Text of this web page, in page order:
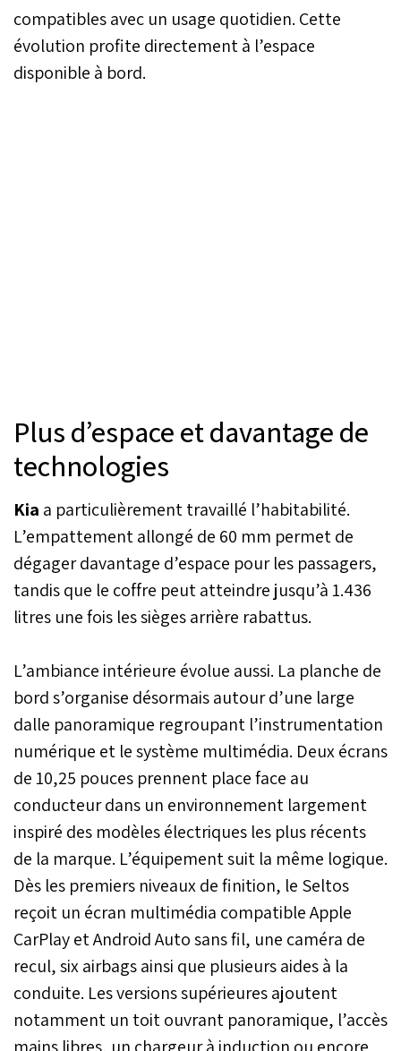
compatibles avec un usage quotidien. Cette
évolution profite directement à l’espace
disponible à bord.
Plus d’espace et davantage de
technologies
Kia a particulièrement travaillé l’habitabilité.
L’empattement allongé de 60 mm permet de
dégager davantage d’espace pour les passagers,
tandis que le coffre peut atteindre jusqu’à 1.436
litres une fois les sièges arrière rabattus.
L’ambiance intérieure évolue aussi. La planche de
bord s’organise désormais autour d’une large
dalle panoramique regroupant l’instrumentation
numérique et le système multimédia. Deux écrans
de 10,25 pouces prennent place face au
conducteur dans un environnement largement
inspiré des modèles électriques les plus récents
de la marque. L’équipement suit la même logique.
Dès les premiers niveaux de finition, le Seltos
reçoit un écran multimédia compatible Apple
CarPlay et Android Auto sans fil, une caméra de
recul, six airbags ainsi que plusieurs aides à la
conduite. Les versions supérieures ajoutent
notamment un toit ouvrant panoramique, l’accès